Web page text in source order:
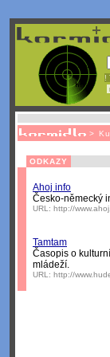
!
>
ODKAZY
Ahoj info
Česko-německý
URL: http://
Tamtam
Časopis o
mládeží.
URL: http://